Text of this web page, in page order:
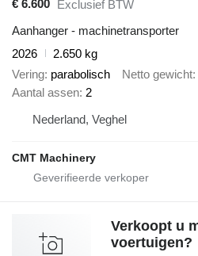
€ 6.600
Exclusief BTW
Aanhanger - machinetransporter
2026
2.650 kg
Vering parabolisch Netto gewicht
Aantal assen 2
Nederland, Veghel
CMT Machinery
Verkoopt u
voertuigen?